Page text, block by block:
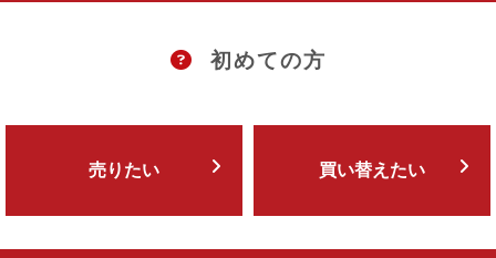
初めての方
売りたい 買い替えたい